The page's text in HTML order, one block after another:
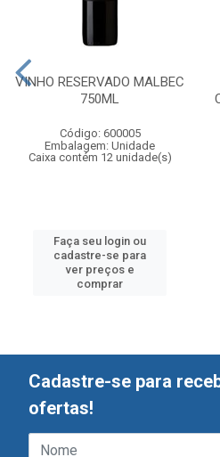
VINHO RESERVADO MALBEC
750ML
Código: 600005
Embalagem: Unidade
Caixa contém 12 unidade(s)
Faça seu login ou
cadastre-se para
ver preços e
comprar
Cadastre-se para
ofertas!